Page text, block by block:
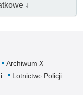
↓
Archiwum X
Lotnictwo Policji